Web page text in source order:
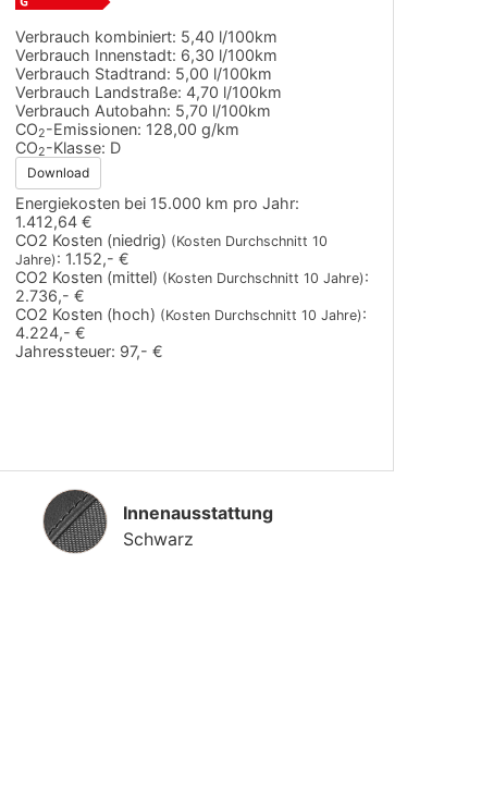
Verbrauch kombiniert: 5,40 l/100km
Verbrauch Innenstadt: 6,30 l/100km
Verbrauch Stadtrand: 5,00 l/100km
Verbrauch Landstraße: 4,70 l/100km
Verbrauch Autobahn: 5,70 l/100km
CO2-Emissionen: 128,00 g/km
CO2-Klasse: D
Download
Energiekosten bei 15.000 km pro Jahr:
1.412,64 €
CO2 Kosten (niedrig) (Kosten Durchschnitt 10
Jahre): 1.152,- €
CO2 Kosten (mittel) (Kosten Durchschnitt 10 Jahre):
2.736,- €
CO2 Kosten (hoch) (Kosten Durchschnitt 10 Jahre):
4.224,- €
Jahressteuer: 97,- €
InnenausstattungInnenausstattung
Schwarz